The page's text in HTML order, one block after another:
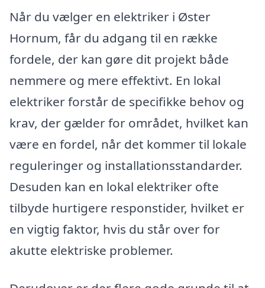
Når du vælger en elektriker i Øster
Hornum, får du adgang til en række
fordele, der kan gøre dit projekt både
nemmere og mere effektivt. En lokal
elektriker forstår de specifikke behov og
krav, der gælder for området, hvilket kan
være en fordel, når det kommer til lokale
reguleringer og installationsstandarder.
Desuden kan en lokal elektriker ofte
tilbyde hurtigere responstider, hvilket er
en vigtig faktor, hvis du står over for
akutte elektriske problemer.